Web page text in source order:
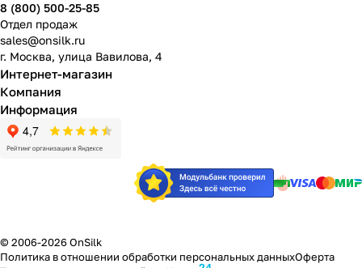
8 (800) 500-25-85
Отдел продаж
sales@onsilk.ru
г. Москва, улица Вавилова, 4
Интернет-магазин
Компания
Информация
© 2006-2026 OnSilk
Политика в отношении обработки персональных данныхОферта